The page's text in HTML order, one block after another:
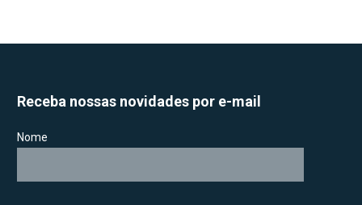
Receba nossas novidades por e-mail
Nome